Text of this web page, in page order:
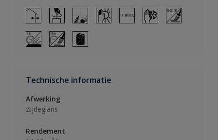
Technische informatie
Afwerking
Zijdeglans
Rendement